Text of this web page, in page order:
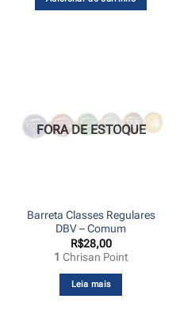
FORA DE ESTOQUE
Barreta Classes Regulares
DBV – Comum
R$28,00
1 Chrisan Point
Leia mais